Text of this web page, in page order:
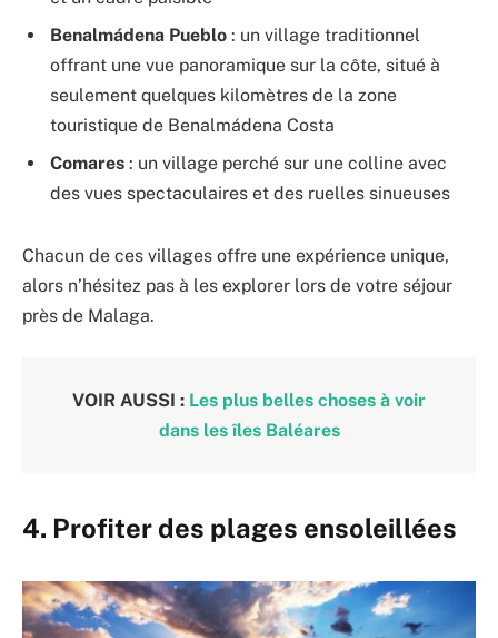
Benalmádena Pueblo : un village traditionnel
offrant une vue panoramique sur la côte, situé à
seulement quelques kilomètres de la zone
touristique de Benalmádena Costa
Comares : un village perché sur une colline avec
des vues spectaculaires et des ruelles sinueuses
Chacun de ces villages offre une expérience unique,
alors n’hésitez pas à les explorer lors de votre séjour
près de Malaga.
VOIR AUSSI : Les plus belles choses à voir
dans les îles Baléares
4. Profiter des plages ensoleillées